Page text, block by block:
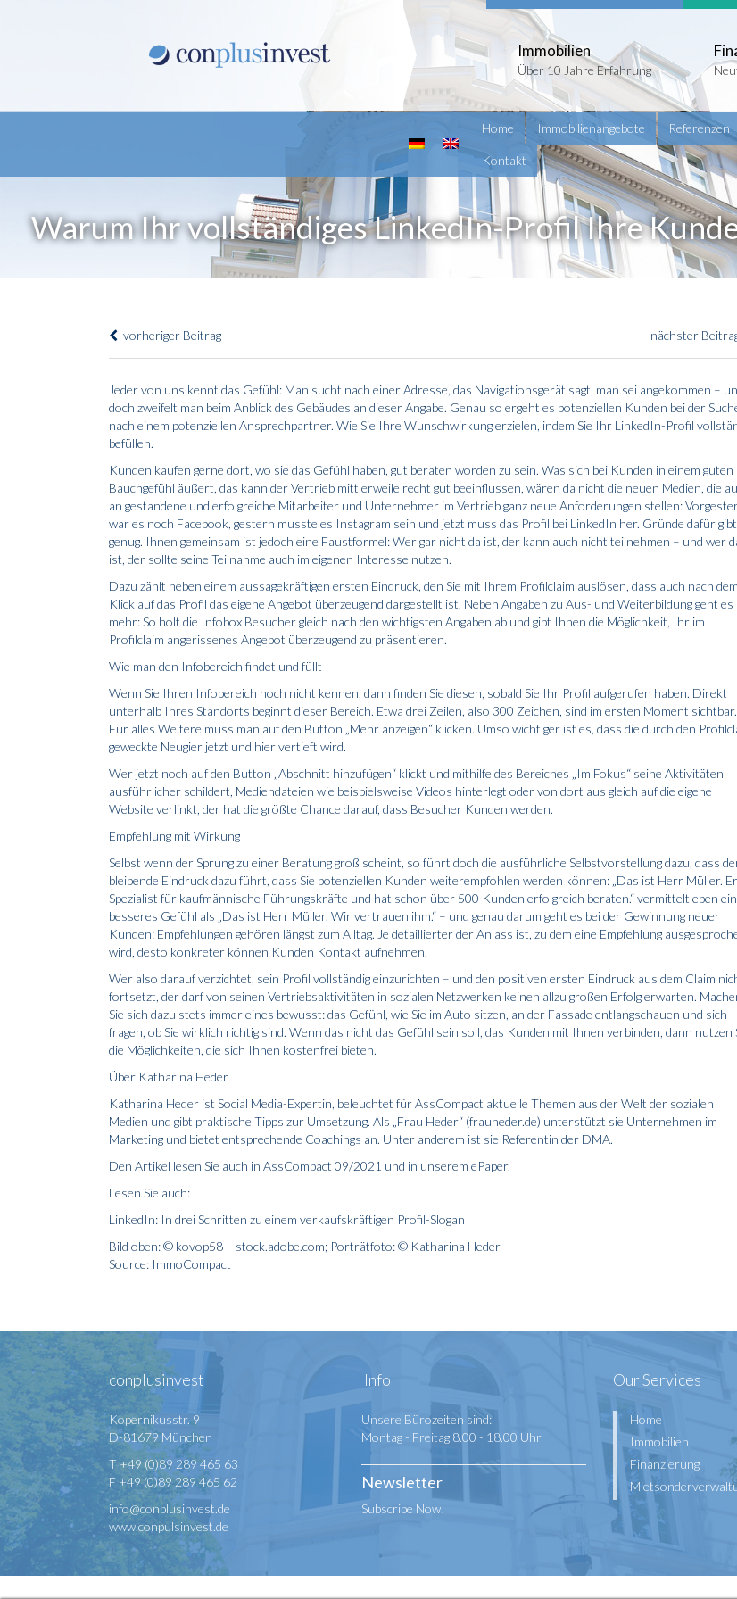
Immobilien
Über 10 Jahre Erfahrung
Home Immobilienangebote Referenzen
Kontakt
Warum Ihr vollständiges LinkedIn-Profil Ihre
vorheriger Beitrag nächster
Jeder von uns kennt das Gefühl: Man sucht nach einer Adresse, das Navigationsgerät sagt, man sei angekommen –
doch zweifelt man beim Anblick des Gebäudes an dieser Angabe. Genau so ergeht es potenziellen Kunden bei der
nach einem potenziellen Ansprechpartner. Wie Sie Ihre Wunschwirkung erzielen, indem Sie Ihr Linked­In-Profil
befüllen.
Kunden kaufen gerne dort, wo sie das Gefühl haben, gut beraten worden zu sein. Was sich bei Kunden in einem guten
Bauchgefühl äußert, das kann der Vertrieb mittlerweile recht gut beeinflussen, wären da nicht die neuen Medien, die
an gestandene und erfolgreiche Mitarbeiter und Unternehmer im Vertrieb ganz neue Anforderungen stellen:
war es noch Facebook, gestern musste es Instagram sein und jetzt muss das Profil bei LinkedIn her. Gründe dafür
genug. Ihnen gemeinsam ist jedoch eine Faust­formel: Wer gar nicht da ist, der kann auch nicht teilnehmen – und wer
ist, der sollte seine Teilnahme auch im eigenen Interesse nutzen.
Dazu zählt neben einem aussagekräftigen ersten Eindruck, den Sie mit Ihrem Profilclaim auslösen, dass auch nach dem
Klick auf das Profil das eigene Angebot überzeugend dargestellt ist. Neben Angaben zu Aus- und Weiterbildung geht es
mehr: So holt die Infobox Besucher gleich nach den wichtigsten Angaben ab und gibt Ihnen die Möglichkeit, Ihr im
Profilclaim angerissenes Angebot überzeugend zu präsentieren.
Wie man den Infobereich findet und füllt
Wenn Sie Ihren Infobereich noch nicht kennen, dann finden Sie diesen, sobald Sie Ihr Profil aufgerufen haben. Direkt
unterhalb Ihres Standorts beginnt dieser Bereich. Etwa drei Zeilen, also 300 Zeichen, sind im ersten Moment sichtbar.
Für alles Weitere muss man auf den Button „Mehr anzeigen“ klicken. Umso wichtiger ist es, dass die durch den
geweckte Neugier jetzt und hier vertieft wird.
Wer jetzt noch auf den Button „Abschnitt hinzufügen“ klickt und mithilfe des Bereiches „Im Fokus“ seine Aktivitäten
ausführlicher schildert, Mediendateien wie beispielsweise Videos hinterlegt oder von dort aus gleich auf die eigene
Website verlinkt, der hat die größte Chance darauf, dass Besucher Kunden werden.
Empfehlung mit Wirkung
Selbst wenn der Sprung zu einer Beratung groß scheint, so führt doch die ausführliche Selbstvorstellung dazu, dass
bleibende Eindruck dazu führt, dass Sie potenziellen Kunden weiterempfohlen werden können: „Das ist Herr Müller.
Spezialist für kaufmännische Führungskräfte und hat schon über 500 Kunden erfolgreich beraten.“ vermittelt eben ein
besseres Gefühl als „Das ist Herr Müller. Wir vertrauen ihm.“ – und genau darum geht es bei der Gewinnung neuer
Kunden: Empfehlungen gehören längst zum Alltag. Je detaillierter der Anlass ist, zu dem eine Empfehlung
wird, desto konkreter können Kunden Kontakt aufnehmen.
Wer also darauf verzichtet, sein Profil vollständig einzurichten – und den positiven ersten Eindruck aus dem Claim
fortsetzt, der darf von seinen Vertriebsaktivitäten in sozialen Netzwerken keinen allzu großen Erfolg erwarten.
Sie sich dazu stets immer eines bewusst: das Gefühl, wie Sie im Auto sitzen, an der Fassade entlangschauen und sich
fragen, ob Sie wirklich richtig sind. Wenn das nicht das Gefühl sein soll, das Kunden mit Ihnen verbinden, dann nutzen
die Möglichkeiten, die sich Ihnen kostenfrei bieten.
Über Katharina Heder
Katharina Heder ist Social Media-Expertin, beleuchtet für AssCompact aktuelle Themen aus der Welt der sozialen
Medien und gibt praktische Tipps zur Umsetzung. Als „Frau Heder“ (frauheder.de) unterstützt sie Unternehmen im
Marketing und bietet entsprechende Coachings an. Unter anderem ist sie Referentin der DMA.
Den Artikel lesen Sie auch in AssCompact 09/2021 und in unserem ePaper.
Lesen Sie auch:
LinkedIn: In drei Schritten zu einem verkaufskräftigen Profil-Slogan
Bild oben: © kovop58 – stock.adobe.com; Porträtfoto: © Katharina Heder
Source: ImmoCompact
conplusinvest
Kopernikusstr. 9
D-81679 München
T +49 (0)89 289 465 63
F +49 (0)89 289 465 62
info@conplusinvest.de
www.conpulsinvest.de
Info
Unsere Bürozeiten sind:
Montag - Freitag 8.00 - 18.00 Uhr
Newsletter
Subscribe Now!
Our Services
Home
Immobilien
Finanzierung